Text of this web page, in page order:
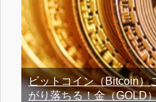
ビットコイン（Bitcoin）
がり落ちる！金（GOLD